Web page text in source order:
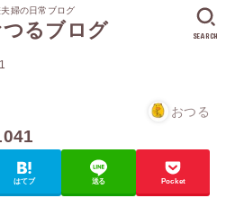
婦の日常ブログ
るブログ SEARCH
おつる
はてブ 送る Pocket